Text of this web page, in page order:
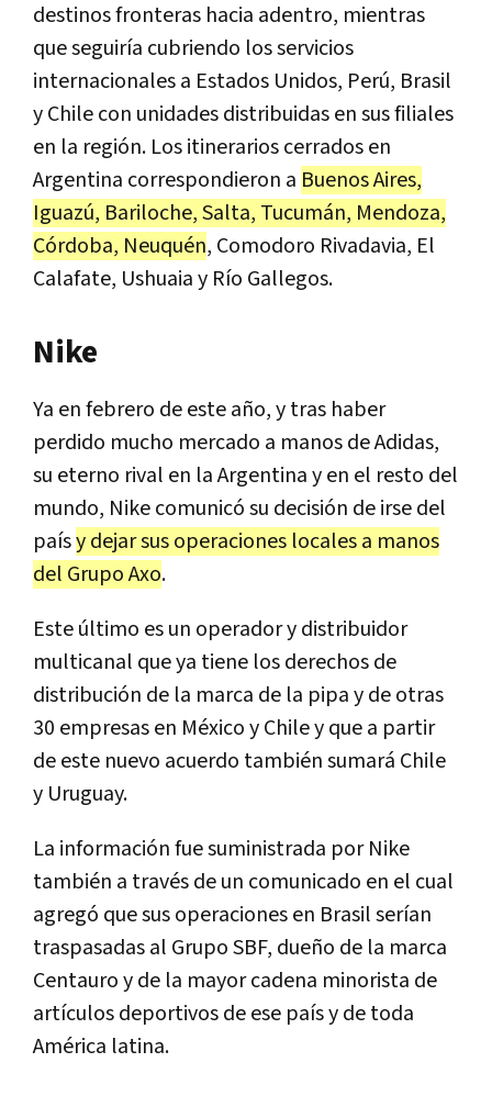
destinos fronteras hacia adentro, mientras
que seguiría cubriendo los servicios
internacionales a Estados Unidos, Perú, Brasil
y Chile con unidades distribuidas en sus filiales
en la región. Los itinerarios cerrados en
Argentina correspondieron a Buenos Aires,
Iguazú, Bariloche, Salta, Tucumán, Mendoza,
Córdoba, Neuquén, Comodoro Rivadavia, El
Calafate, Ushuaia y Río Gallegos.
Nike
Ya en febrero de este año, y tras haber
perdido mucho mercado a manos de Adidas,
su eterno rival en la Argentina y en el resto del
mundo, Nike comunicó su decisión de irse del
paísy dejar sus operaciones locales a manos
del Grupo Axo.
Este último es un operador y distribuidor
multicanal que ya tiene los derechos de
distribución de la marca de la pipa y de otras
30 empresas en México y Chile y que a partir
de este nuevo acuerdo también sumará Chile
y Uruguay.
La información fue suministrada por Nike
también a través de un comunicado en el cual
agregó que sus operaciones en Brasil serían
traspasadas al Grupo SBF, dueño de la marca
Centauro y de la mayor cadena minorista de
artículos deportivos de ese país y de toda
América latina.